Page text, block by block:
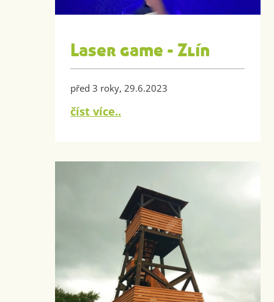
Laser game - Zlín
před 3 roky, 29.6.2023
číst více..